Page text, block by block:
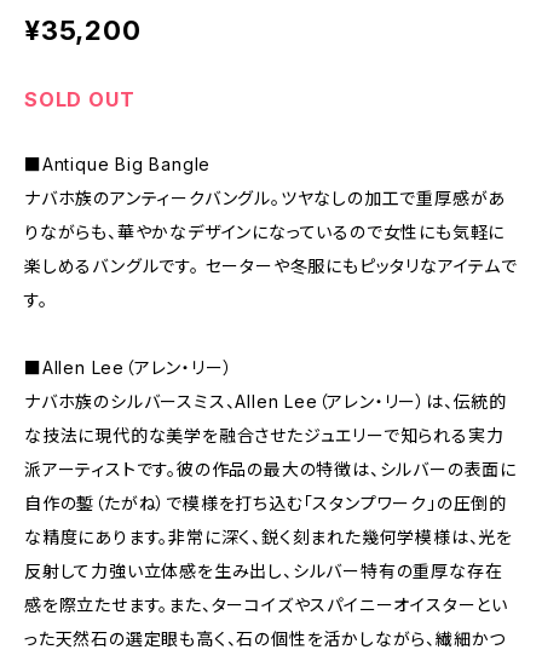
¥35,200
SOLD OUT
■Antique Big Bangle
ナバホ族のアンティークバングル。ツヤなしの加工で重厚感があ
りながらも、華やかなデザインになっているので女性にも気軽に
楽しめるバングルです。 セーターや冬服にもピッタリなアイテムで
す。
■Allen Lee（アレン・リー）
ナバホ族のシルバースミス、Allen Lee（アレン・リー）は、伝統的
な技法に現代的な美学を融合させたジュエリーで知られる実力
派アーティストです。彼の作品の最大の特徴は、シルバーの表面に
自作の鏨（たがね）で模様を打ち込む「スタンプワーク」の圧倒的
な精度にあります。非常に深く、鋭く刻まれた幾何学模様は、光を
反射して力強い立体感を生み出し、シルバー特有の重厚な存在
感を際立たせます。また、ターコイズやスパイニーオイスターとい
った天然石の選定眼も高く、石の個性を活かしながら、繊細かつ